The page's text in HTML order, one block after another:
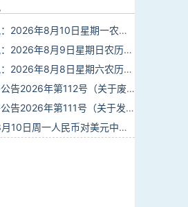
外贸简讯：2026年8月10日星期一农历六月廿八
外贸简讯：2026年8月9日星期日农历六月廿七
外贸简讯：2026年8月8日星期六农历六月廿六
海关总署公告2026年第112号（关于废止部分卫生检疫类规范性文件的公告）
海关总署公告2026年第111号（关于发布《进出境动植物检疫处理监督管理工作规定》《进出境卫生处理监督管理工作规定》的公告）
2026年8月10日周一人民币对美元中间价报6.7884调升20个基点